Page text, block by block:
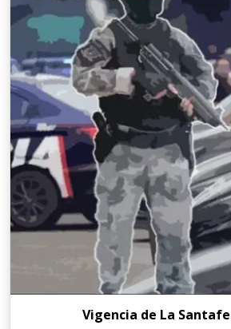
Vigencia de La